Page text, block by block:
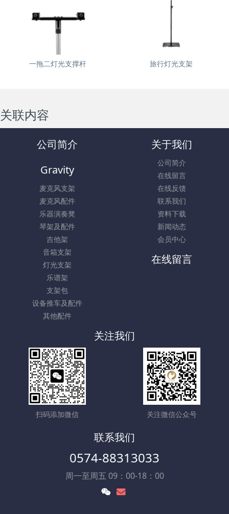
一拖二灯光支撑杆 旅行灯光支架
关联内容
公司简介 关于我们
公司简介
在线留言
在线反馈
联系我们
资料下载
新闻动态
会员中心
Gravity
麦克风支架
麦克风配件
乐器演奏凳
琴架及配件
吉他架
音箱支架
灯光支架
乐谱架
支架包
设备推车及配件
其他配件
在线留言
关注我们
扫码添加微信 关注微信公众号
联系我们
0574-88313033
周一至周五 09：00-18：00